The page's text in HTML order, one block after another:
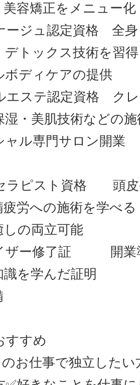
矯正をメニュー化
ージュ認定資格 全
・デトックス
ディケアの提供
エステ認定資格 ク
湿・美肌技術な
ャル専門サ
ラピスト資格 頭皮
精疲労への施
の両立可能
ザー修了証 開業
本知識を学
すすめ
お仕事で独立したい